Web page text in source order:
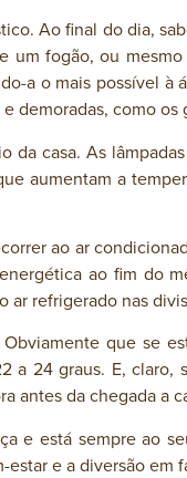
Ao final do dia,
fogão, ou
a o mais possível
demoradas, como os
casa. As
aumentam a
ao ar
ao fim do
ar refrigerado nas
que se
a 24 graus. E,
antes da chegada a
e está sempre ao
e a diversão em